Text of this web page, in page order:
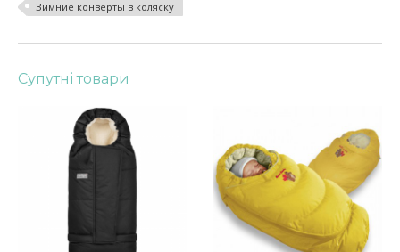
Зимние конверты в коляску
Супутні товари